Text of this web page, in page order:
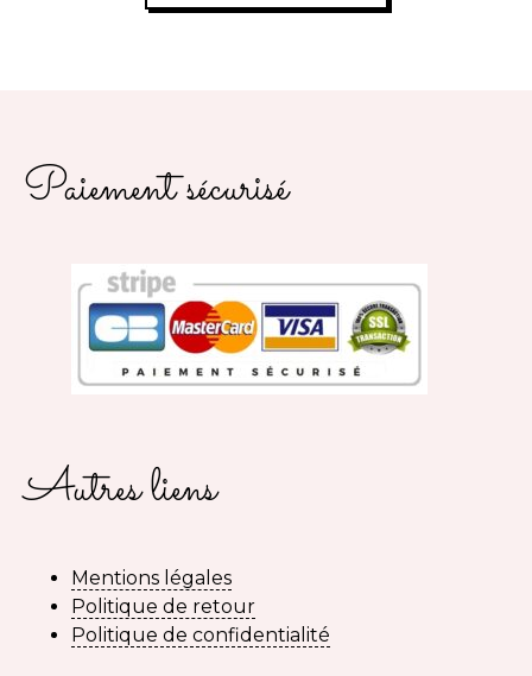
Paiement sécurisé
Autres liens
Mentions légales
Politique de retour
Politique de confidentialité